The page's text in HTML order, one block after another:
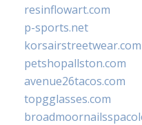
resinflowart.com
p-sports.net
korsairstreetwear.com
petshopallston.com
avenue26tacos.com
topgglasses.com